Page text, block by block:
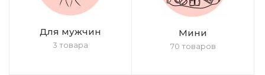
Для мужчин
3 товара
Мини
70 товаров